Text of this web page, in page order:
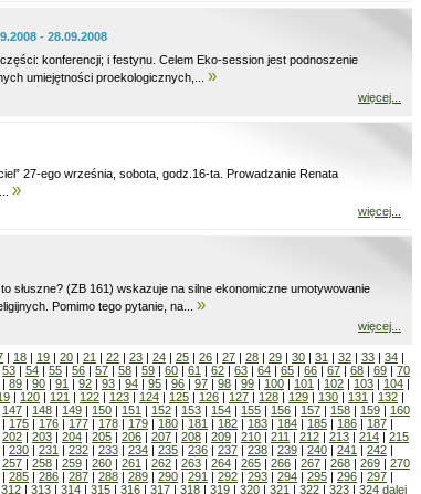
- 28.09.2008
konferencji; i festynu. Celem Eko-session jest podnoszenie
umiejętności proekologicznych,... »
więcej...
27-ego września, sobota, godz.16-ta. Prowadzanie Renata
»
więcej...
słuszne? (ZB 161) wskazuje na silne ekonomiczne umotywowanie
Pomimo tego pytanie, na... »
więcej...
| 18 | 19 | 20 | 21 | 22 | 23 | 24 | 25 | 26 | 27 | 28 | 29 | 30 | 31 | 32 | 33 | 34 |
53 | 54 | 55 | 56 | 57 | 58 | 59 | 60 | 61 | 62 | 63 | 64 | 65 | 66 | 67 | 68 | 69 | 70
| 89 | 90 | 91 | 92 | 93 | 94 | 95 | 96 | 97 | 98 | 99 | 100 | 101 | 102 | 103 | 104 |
| 120 | 121 | 122 | 123 | 124 | 125 | 126 | 127 | 128 | 129 | 130 | 131 | 132 |
147 | 148 | 149 | 150 | 151 | 152 | 153 | 154 | 155 | 156 | 157 | 158 | 159 | 160
| 175 | 176 | 177 | 178 | 179 | 180 | 181 | 182 | 183 | 184 | 185 | 186 | 187 |
202 | 203 | 204 | 205 | 206 | 207 | 208 | 209 | 210 | 211 | 212 | 213 | 214 | 215
| 230 | 231 | 232 | 233 | 234 | 235 | 236 | 237 | 238 | 239 | 240 | 241 | 242 |
257 | 258 | 259 | 260 | 261 | 262 | 263 | 264 | 265 | 266 | 267 | 268 | 269 | 270
| 285 | 286 | 287 | 288 | 289 | 290 | 291 | 292 | 293 | 294 | 295 | 296 | 297 |
312 | 313 | 314 | 315 | 316 | 317 | 318 | 319 | 320 | 321 | 322 | 323 | 324 dalej